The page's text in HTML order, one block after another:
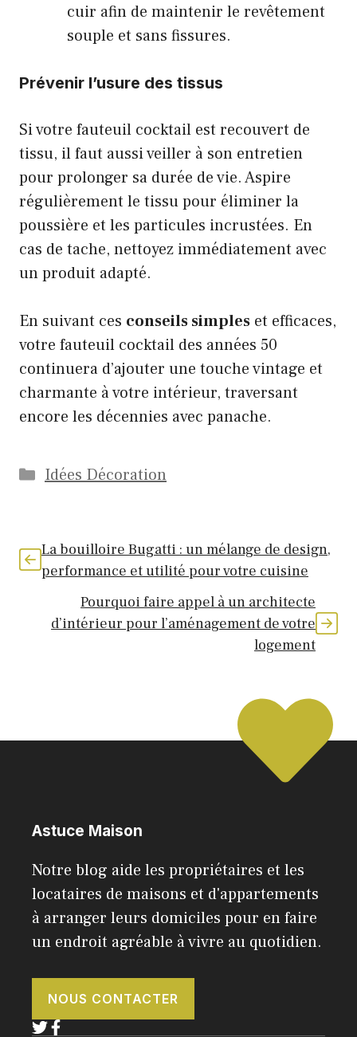
cuir afin de maintenir le revêtement
souple et sans fissures.
Prévenir l’usure des tissus
Si votre fauteuil cocktail est recouvert de
tissu, il faut aussi veiller à son entretien
pour prolonger sa durée de vie. Aspire
régulièrement le tissu pour éliminer la
poussière et les particules incrustées. En
cas de tache, nettoyez immédiatement avec
un produit adapté.
En suivant ces conseils simples et efficaces,
votre fauteuil cocktail des années 50
continuera d’ajouter une touche vintage et
charmante à votre intérieur, traversant
encore les décennies avec panache.
Catégories
Idées Décoration
La bouilloire Bugatti : un mélange de design,
performance et utilité pour votre cuisine
Pourquoi faire appel à un architecte
d’intérieur pour l’aménagement de votre
logement
Astuce Maison
Notre blog aide les propriétaires et les
locataires de maisons et d'appartements
à arranger leurs domiciles pour en faire
un endroit agréable à vivre au quotidien.
NOUS CONTACTER